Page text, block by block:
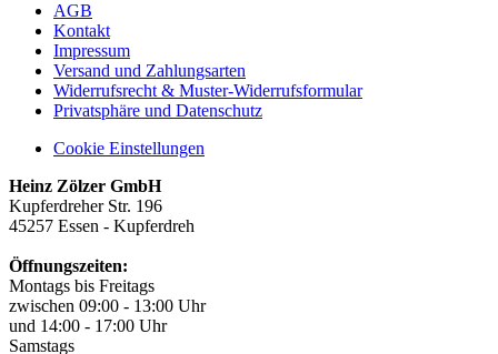
AGB
Kontakt
Impressum
Versand und Zahlungsarten
Widerrufsrecht & Muster-Widerrufsformular
Privatsphäre und Datenschutz
Cookie Einstellungen
Heinz Zölzer GmbH
Kupferdreher Str. 196
45257 Essen - Kupferdreh
Öffnungszeiten:
Montags bis Freitags
zwischen 09:00 - 13:00 Uhr
und 14:00 - 17:00 Uhr
Samstags